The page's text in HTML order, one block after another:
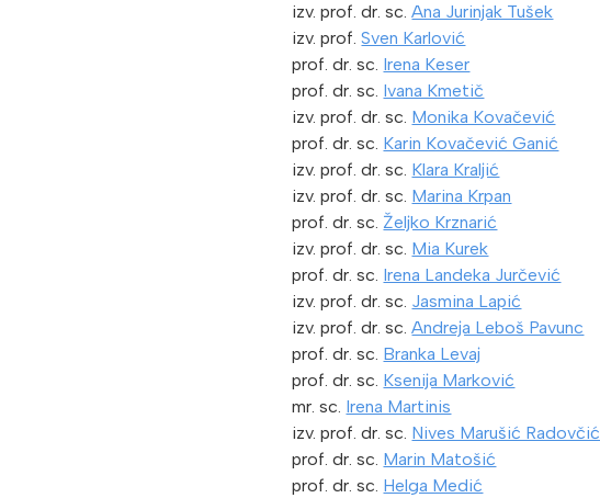
izv. prof. dr. sc.Ana Jurinjak Tušek
izv. prof.Sven Karlović
prof. dr. sc. Irena Keser
prof. dr. sc. Ivana Kmetič
izv. prof. dr. sc. Monika Kovačević
prof. dr. sc. Karin Kovačević Ganić
izv. prof. dr. sc. Klara Kraljić
izv. prof. dr. sc. Marina Krpan
prof. dr. sc. Željko Krznarić
izv. prof. dr. sc. Mia Kurek
prof. dr. sc. Irena Landeka Jurčević
izv. prof. dr. sc. Jasmina Lapić
izv. prof. dr. sc.Andreja Leboš Pavunc
prof. dr. sc. Branka Levaj
prof. dr. sc. Ksenija Marković
mr. sc. Irena Martinis
izv. prof. dr. sc. Nives Marušić Radovčić
prof. dr. sc. Marin Matošić
prof. dr. sc. Helga Medić